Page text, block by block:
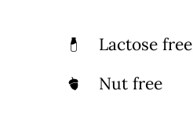
Lactose free
Nut free